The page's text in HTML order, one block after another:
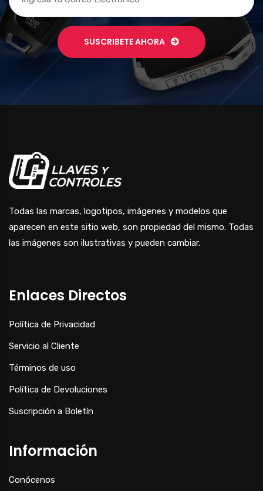
SUSCRIBETE AHORA
Todas las marcas, logotipos, imágenes y modelos que
aparecen en este sitio web, son propiedad del mismo. Todas
las imágenes son ilustrativas y pueden cambiar.
Enlaces Directos
Política de Privacidad
Servicio al Cliente
Términos de uso
Política de Devoluciones
Suscripción a Boletín
Información
Conócenos